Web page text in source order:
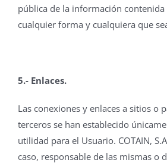
pública de la información contenida
cualquier forma y cualquiera que
5.- Enlaces.
Las conexiones y enlaces a sitios o
terceros se han establecido
utilidad para el Usuario. COTAIN,
caso, responsable de las mismas o